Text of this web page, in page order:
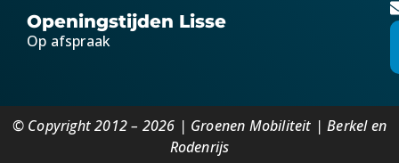
Openingstijden Lisse
Op afspraak
© Copyright 2012 – 2026 | Groenen Mobiliteit | Berkel en
Rodenrijs